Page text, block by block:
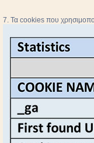
7. Τα cookies που